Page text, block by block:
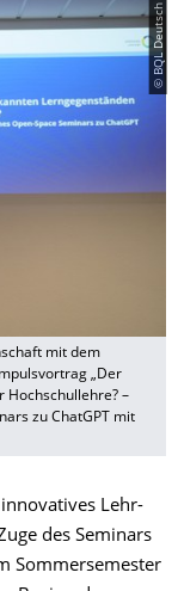
© BQL Deutsch
mit dem
„Der
Hochschullehre? –
zu ChatGPT mit
Lehr-
des Seminars
Sommersemester